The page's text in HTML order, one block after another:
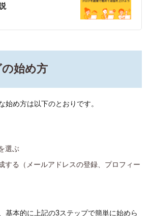
始め方
始め方は以下のとおりです。
選ぶ
する（メールアドレスの登録、プロフィー
基本的に上記の3ステップで簡単に始めら